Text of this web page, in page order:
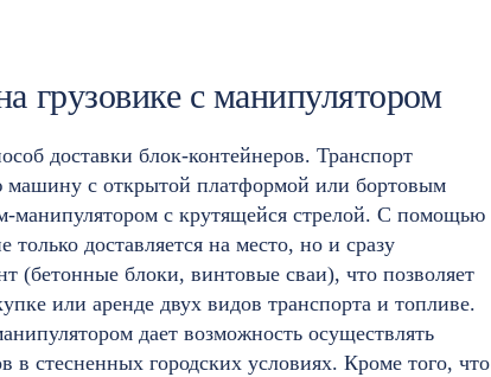
грузовике с манипулятором
доставки блок-контейнеров. Транспорт
машину с открытой платформой или бортовым
манипулятором с крутящейся стрелой. С помощью
только доставляется на место, но и сразу
(бетонные блоки, винтовые сваи), что позволяет
или аренде двух видов транспорта и топливе.
дает возможность осуществлять
в стесненных городских условиях. Кроме того, что